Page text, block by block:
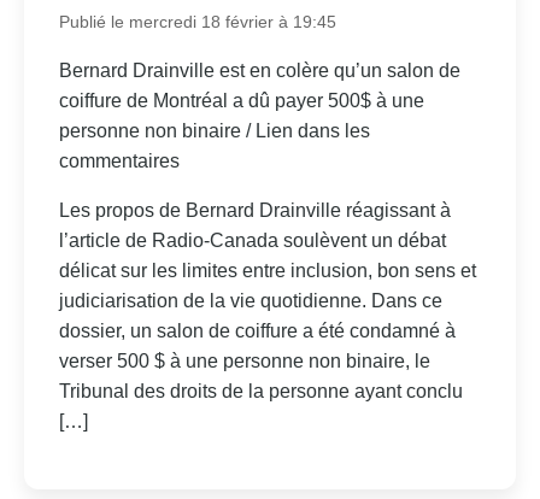
Publié le mercredi 18 février à 19:45
Bernard Drainville est en colère qu’un salon de
coiffure de Montréal a dû payer 500$ à une
personne non binaire / Lien dans les
commentaires
Les propos de Bernard Drainville réagissant à
l’article de Radio-Canada soulèvent un débat
délicat sur les limites entre inclusion, bon sens et
judiciarisation de la vie quotidienne. Dans ce
dossier, un salon de coiffure a été condamné à
verser 500 $ à une personne non binaire, le
Tribunal des droits de la personne ayant conclu
[…]